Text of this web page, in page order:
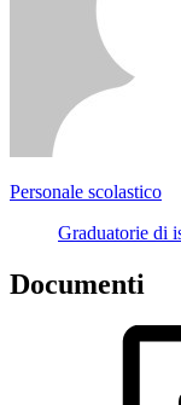
Personale scolastico
Graduatorie di
Documenti